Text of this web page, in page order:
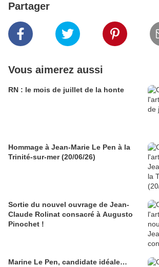
Partager
Vous aimerez aussi
RN : le mois de juillet de la honte
Hommage à Jean-Marie Le Pen à la
Trinité-sur-mer (20/06/26)
Sortie du nouvel ouvrage de Jean-
Claude Rolinat consacré à Augusto
Pinochet !
Marine Le Pen, candidate idéale…